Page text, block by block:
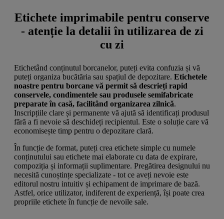
Etichete imprimabile pentru conserve
- atenție la detalii în utilizarea de zi
cu zi
Etichetând conținutul borcanelor, puteți evita confuzia și vă
puteți organiza bucătăria sau spațiul de depozitare. Etichetele
noastre pentru borcane vă permit să descrieți rapid
conservele, condimentele sau produsele semifabricate
preparate în casă, facilitând organizarea zilnică.
Inscripțiile clare și permanente vă ajută să identificați produsul
fără a fi nevoie să deschideți recipientul. Este o soluție care vă
economisește timp pentru o depozitare clară.
În funcție de format, puteți crea etichete simple cu numele
conținutului sau etichete mai elaborate cu data de expirare,
compoziția și informații suplimentare. Pregătirea designului nu
necesită cunoștințe specializate - tot ce aveți nevoie este
editorul nostru intuitiv și echipament de imprimare de bază.
Astfel, orice utilizator, indiferent de experiență, își poate crea
propriile etichete în funcție de nevoile sale.